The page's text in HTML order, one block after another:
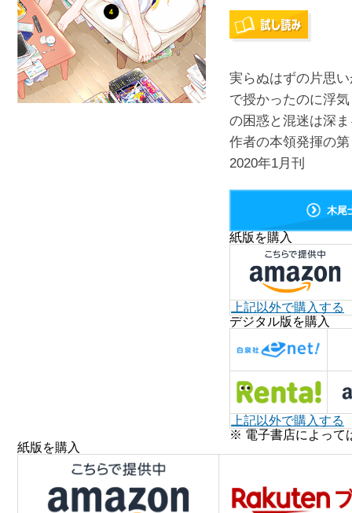
実らぬはずの片思
で授かったのに浮
の困惑と混迷は深
作者の本領発揮の
2020年1月刊
木尾
紙版を購入
上記以外で購入する
デジタル版を購入
上記以外で購入する
※ 電子書店によって
紙版を購入